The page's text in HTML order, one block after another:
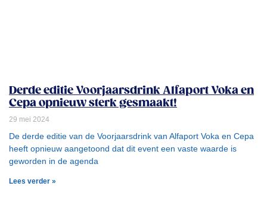
Derde editie Voorjaarsdrink Alfaport Voka en
Cepa opnieuw sterk gesmaakt!
29 mei 2024
De derde editie van de Voorjaarsdrink van Alfaport Voka en Cepa
heeft opnieuw aangetoond dat dit event een vaste waarde is
geworden in de agenda
Lees verder »